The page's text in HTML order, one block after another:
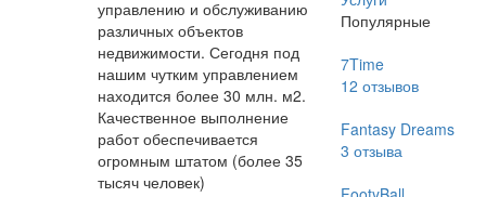
управлению и обслуживанию
различных объектов
недвижимости. Сегодня под
нашим чутким управлением
находится более 30 млн. м2.
Качественное выполнение
работ обеспечивается
огромным штатом (более 35
тысяч человек)
Популярные
7Time
12 отзывов
Fantasy Dreams
3 отзыва